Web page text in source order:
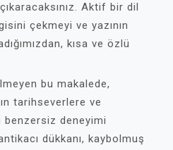
Aktif bir dil
çekmeyi ve yazının
kısa ve özlü
bu makalede,
tarihseverlere ve
deneyimi
dükkanı, kaybolmuş